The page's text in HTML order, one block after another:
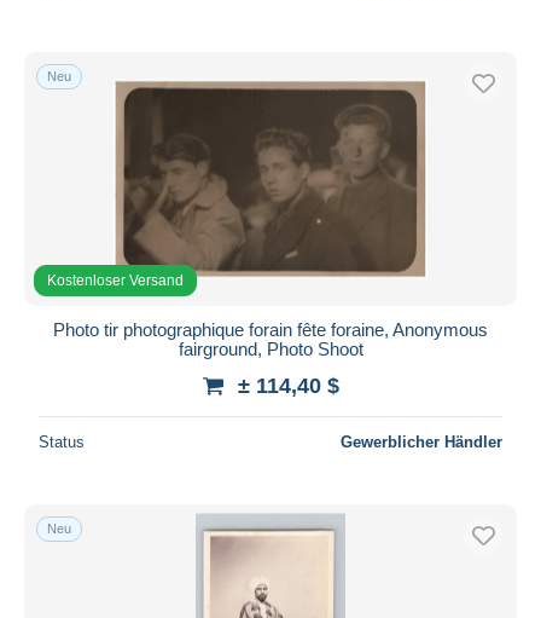
Neu
Kostenloser Versand
Photo tir photographique forain fête foraine, Anonymous
fairground, Photo Shoot
± 114,40 $
Status Gewerblicher Händler
Neu